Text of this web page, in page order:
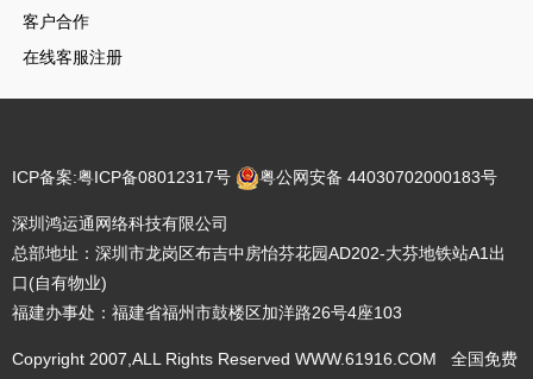
客户合作
在线客服注册
ICP备案:粤ICP备08012317号 粤公网安备 44030702000183号
深圳鸿运通网络科技有限公司
总部地址：深圳市龙岗区布吉中房怡芬花园AD202-大芬地铁站A1出
口(自有物业)
福建办事处：福建省福州市鼓楼区加洋路26号4座103
Copyright 2007,ALL Rights Reserved WWW.61916.COM 全国免费